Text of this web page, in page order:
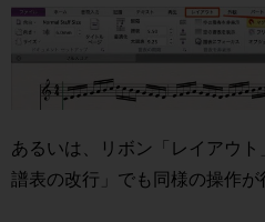
あるいは、リボン「レイアウ
譜表の改行」でも同様の操作が